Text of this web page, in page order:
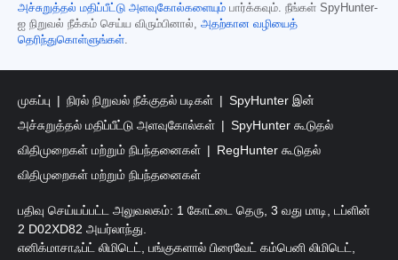
அச்சுறுத்தல் மதிப்பீட்டு அளவுகோல்களையும் பார்க்கவும். நீங்கள் SpyHunter-
ஐ நிறுவல் நீக்கம் செய்ய விரும்பினால், அதற்கான வழியைத்
தெரிந்துகொள்ளுங்கள்
முகப்பு நிரல் நிறுவல் நீக்குதல் படிகள்
SpyHunter இன்
அச்சுறுத்தல் மதிப்பீட்டு அளவுகோல்கள்
SpyHunter கூடுதல்
விதிமுறைகள் மற்றும் நிபந்தனைகள்
RegHunter கூடுதல்
விதிமுறைகள் மற்றும் நிபந்தனைகள்
பதிவு செய்யப்பட்ட அலுவலகம்: 1 கோட்டை தெரு, 3 வது மாடி, டப்ளின்
2 D02XD82 அயர்லாந்து.
எனிக்மாசாஃப்ட் லிமிடெட், பங்குகளால் பிரைவேட் கம்பெனி லிமிடெட்,